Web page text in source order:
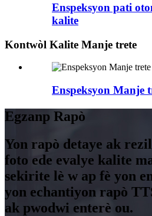
Enspeksyon pati
kalite
Kontwòl Kalite Manje trete
Enspeksyon Manje
Egzanp Rapò
Yon rapò detaye ak
foto ede evalye kalite
sekirite lè w ap fè yon
yon echantiyon rapò
ak pwodwi enterè ou.